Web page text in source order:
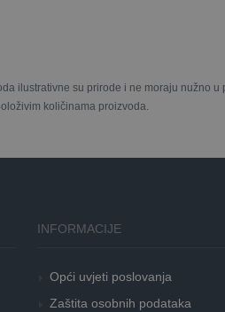
ilustrativne su prirode i ne moraju nužno
količinama proizvoda.
INFORMACIJE
Opći uvjeti poslovanja
Zaštita osobnih podataka